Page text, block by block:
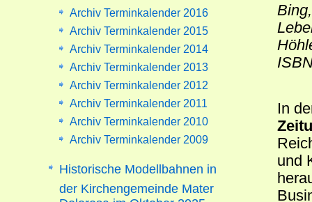
In
und
Archiv Terminkalender 2016
Archiv Terminkalender 2015
Archiv Terminkalender 2014
Archiv Terminkalender 2013
Archiv Terminkalender 2012
Archiv Terminkalender 2011
Archiv Terminkalender 2010
Archiv Terminkalender 2009
Historische Modellbahnen in
der Kirchengemeinde Mater
Dolorosa im Oktober 2025